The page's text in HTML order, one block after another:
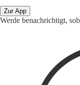
Zur App
Werde benachrichtigt,